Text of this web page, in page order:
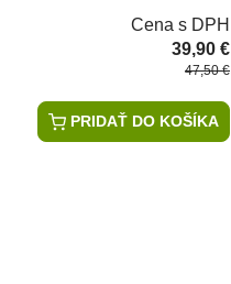
Cena s DPH
39,90 €
47,50 €
PRIDAŤ DO KOŠÍKA